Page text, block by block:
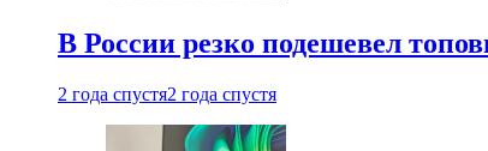
В России резко подешевел
2 года спустя2 года спустя